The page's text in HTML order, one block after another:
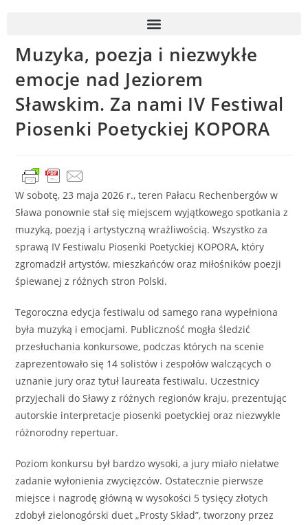
Muzyka, poezja i niezwykłe
emocje nad Jeziorem
Sławskim. Za nami IV Festiwal
Piosenki Poetyckiej KOPORA
W sobotę, 23 maja 2026 r., teren Pałacu Rechenbergów w
Sława ponownie stał się miejscem wyjątkowego spotkania z
muzyką, poezją i artystyczną wrażliwością. Wszystko za
sprawą IV Festiwalu Piosenki Poetyckiej KOPORA, który
zgromadził artystów, mieszkańców oraz miłośników poezji
śpiewanej z różnych stron Polski.
Tegoroczna edycja festiwalu od samego rana wypełniona
była muzyką i emocjami. Publiczność mogła śledzić
przesłuchania konkursowe, podczas których na scenie
zaprezentowało się 14 solistów i zespołów walczących o
uznanie jury oraz tytuł laureata festiwalu. Uczestnicy
przyjechali do Sławy z różnych regionów kraju, prezentując
autorskie interpretacje piosenki poetyckiej oraz niezwykle
różnorodny repertuar.
Poziom konkursu był bardzo wysoki, a jury miało niełatwe
zadanie wyłonienia zwycięzców. Ostatecznie pierwsze
miejsce i nagrodę główną w wysokości 5 tysięcy złotych
zdobył zielonogórski duet „Prosty Skład”, tworzony przez